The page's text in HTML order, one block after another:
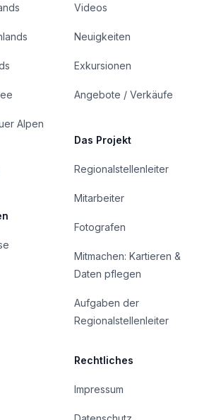
Alpen
Videos
Neuigkeiten
Exkursionen
Angebote / Verkäufe
Das Projekt
Regionalstellenleiter
Mitarbeiter
Fotografen
Mitmachen: Kartieren &
Daten pflegen
Aufgaben der
Regionalstellenleiter
Rechtliches
Impressum